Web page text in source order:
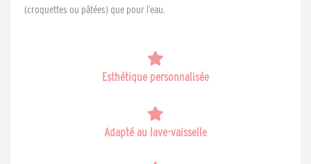
(croquettes ou pâtées) que pour l’eau.
Esthétique personnalisée
Adapté au lave-vaisselle